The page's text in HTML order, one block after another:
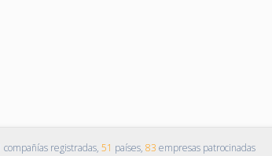
compañías registradas, 51 países, 83 empresas patrocinadas